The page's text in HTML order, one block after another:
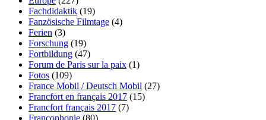
Fachdidaktik (19)
Fanzösische Filmtage (4)
Ferien (3)
Forschung (19)
Fortbildung (47)
Forum de Paris sur la paix (1)
Fotos (109)
France Mobil / Deutsch Mobil (27)
Francfort en français 2017 (15)
Francfort français 2017 (7)